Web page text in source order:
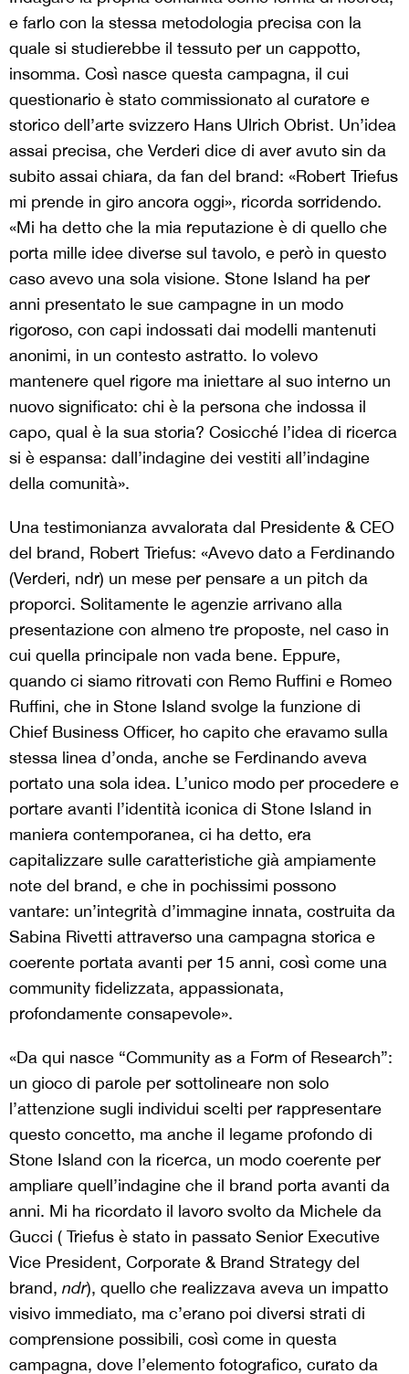
e farlo con la stessa metodologia precisa con la
quale si studierebbe il tessuto per un cappotto,
insomma. Così nasce questa campagna, il cui
questionario è stato commissionato al curatore e
storico dell’arte svizzero Hans Ulrich Obrist. Un’idea
assai precisa, che Verderi dice di aver avuto sin da
subito assai chiara, da fan del brand: «Robert Triefus
mi prende in giro ancora oggi», ricorda sorridendo.
«Mi ha detto che la mia reputazione è di quello che
porta mille idee diverse sul tavolo, e però in questo
caso avevo una sola visione. Stone Island ha per
anni presentato le sue campagne in un modo
rigoroso, con capi indossati dai modelli mantenuti
anonimi, in un contesto astratto. Io volevo
mantenere quel rigore ma iniettare al suo interno un
nuovo significato: chi è la persona che indossa il
capo, qual è la sua storia? Cosicché l’idea di ricerca
si è espansa: dall’indagine dei vestiti all’indagine
della comunità».
Una testimonianza avvalorata dal Presidente & CEO
del brand, Robert Triefus: «Avevo dato a Ferdinando
(Verderi, ndr) un mese per pensare a un pitch da
proporci. Solitamente le agenzie arrivano alla
presentazione con almeno tre proposte, nel caso in
cui quella principale non vada bene. Eppure,
quando ci siamo ritrovati con Remo Ruffini e Romeo
Ruffini, che in Stone Island svolge la funzione di
Chief Business Officer, ho capito che eravamo sulla
stessa linea d’onda, anche se Ferdinando aveva
portato una sola idea. L’unico modo per procedere e
portare avanti l’identità iconica di Stone Island in
maniera contemporanea, ci ha detto, era
capitalizzare sulle caratteristiche già ampiamente
note del brand, e che in pochissimi possono
vantare: un’integrità d’immagine innata, costruita da
Sabina Rivetti attraverso una campagna storica e
coerente portata avanti per 15 anni, così come una
community fidelizzata, appassionata,
profondamente consapevole».
«Da qui nasce “Community as a Form of Research”:
un gioco di parole per sottolineare non solo
l’attenzione sugli individui scelti per rappresentare
questo concetto, ma anche il legame profondo di
Stone Island con la ricerca, un modo coerente per
ampliare quell’indagine che il brand porta avanti da
anni. Mi ha ricordato il lavoro svolto da Michele da
Gucci ( Triefus è stato in passato Senior Executive
Vice President, Corporate & Brand Strategy del
brand, ndr), quello che realizzava aveva un impatto
visivo immediato, ma c’erano poi diversi strati di
comprensione possibili, così come in questa
campagna, dove l’elemento fotografico, curato da